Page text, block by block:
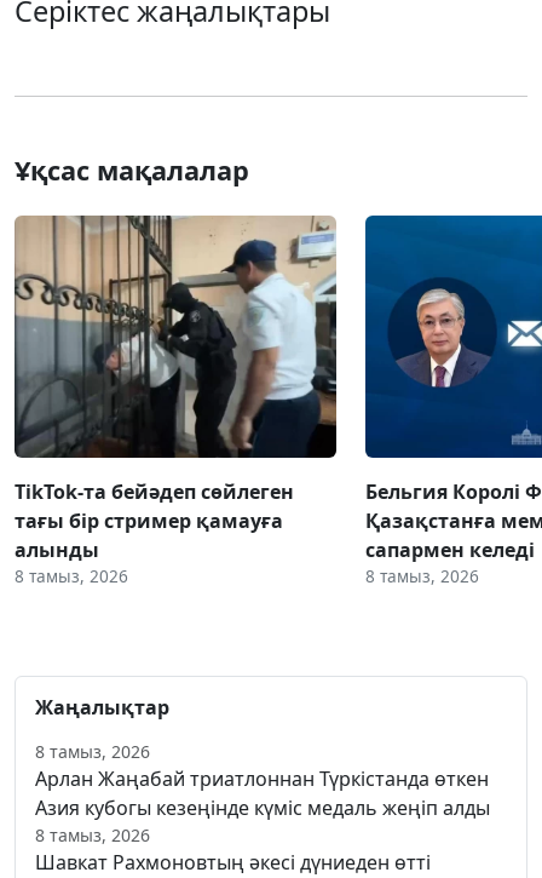
Серіктес жаңалықтары
Ұқсас мақалалар
TikTok-та бейәдеп сөйлеген
тағы бір стример қамауға
алынды
8 тамыз, 2026
Бельгия Королі
Қазақстанға
сапармен келеді
8 тамыз, 2026
Жаңалықтар
8 тамыз, 2026
Арлан Жаңабай триатлоннан Түркістанда өткен
Азия кубогы кезеңінде күміс медаль жеңіп алды
8 тамыз, 2026
Шавкат Рахмоновтың әкесі дүниеден өтті